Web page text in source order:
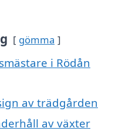
gömma
i Rödån
av trädgården
av växter